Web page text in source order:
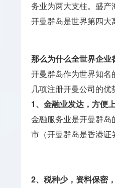
务业为两大支柱。盛产
开曼群岛是世界第四大
那么为什么全世界企
开曼群岛作为世界知
几项注册开曼公司的优
1、金融业发达，方便
金融服务业是开曼群
市（开曼群岛是香港证
2、税种少，资料保密